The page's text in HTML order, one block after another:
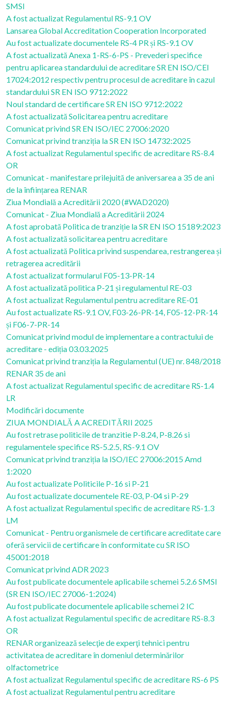
SMSI
A fost actualizat Regulamentul RS-9.1 OV
Lansarea Global Accreditation Cooperation Incorporated
Au fost actualizate documentele RS-4 PR și RS-9.1 OV
A fost actualizată Anexa 1-RS-6-PS - Prevederi specifice
pentru aplicarea standardului de acreditare SR EN ISO/CEI
17024:2012 respectiv pentru procesul de acreditare în cazul
standardului SR EN ISO 9712:2022
Noul standard de certificare SR EN ISO 9712:2022
A fost actualizată Solicitarea pentru acreditare
Comunicat privind SR EN ISO/IEC 27006:2020
Comunicat privind tranziția la SR EN ISO 14732:2025
A fost actualizat Regulamentul specific de acreditare RS-8.4
OR
Comunicat - manifestare prilejuită de aniversarea a 35 de ani
de la înființarea RENAR
Ziua Mondială a Acreditării 2020 (#WAD2020)
Comunicat - Ziua Mondială a Acreditării 2024
A fost aprobată Politica de tranziție la SR EN ISO 15189:2023
A fost actualizată solicitarea pentru acreditare
A fost actualizată Politica privind suspendarea, restrangerea și
retragerea acreditării
A fost actualizat formularul F05-13-PR-14
A fost actualizată politica P-21 și regulamentul RE-03
A fost actualizat Regulamentul pentru acreditare RE-01
Au fost actualizate RS-9.1 OV, F03-26-PR-14, F05-12-PR-14
și F06-7-PR-14
Comunicat privind modul de implementare a contractului de
acreditare - ediția 03.03.2025
Comunicat privind tranziția la Regulamentul (UE) nr. 848/2018
RENAR 35 de ani
A fost actualizat Regulamentul specific de acreditare RS-1.4
LR
Modificări documente
ZIUA MONDIALĂ A ACREDITĂRII 2025
Au fost retrase politicile de tranzitie P-8.24, P-8.26 si
regulamentele specifice RS-5.2.5, RS-9.1 OV
Comunicat privind tranziția la ISO/IEC 27006:2015 Amd
1:2020
Au fost actualizate Politicile P-16 si P-21
Au fost actualizate documentele RE-03, P-04 si P-29
A fost actualizat Regulamentul specific de acreditare RS-1.3
LM
Comunicat - Pentru organismele de certificare acreditate care
oferă servicii de certificare în conformitate cu SR ISO
45001:2018
Comunicat privind ADR 2023
Au fost publicate documentele aplicabile schemei 5.2.6 SMSI
(SR EN ISO/IEC 27006-1:2024)
Au fost publicate documentele aplicabile schemei 2 IC
A fost actualizat Regulamentul specific de acreditare RS-8.3
OR
RENAR organizează selecţie de experţi tehnici pentru
activitatea de acreditare în domeniul determinărilor
olfactometrice
A fost actualizat Regulamentul specific de acreditare RS-6 PS
A fost actualizat Regulamentul pentru acreditare